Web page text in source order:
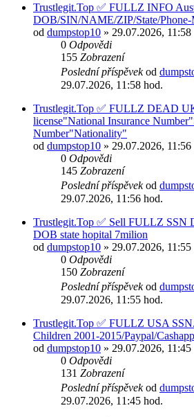
Trustlegit.Top ✅ FULLZ INFO
DOB/SIN/NAME/ZIP/State/Phone-
od dumpstop10 » 29.07.2026,
0 Odpovědi
155 Zobrazení
Poslední příspěvekod
29.07.2026, 11:58 hod.
Trustlegit.Top ✅ FULLZ DEAD
license"National Insurance
Number"Nationality"
od dumpstop10 » 29.07.2026,
0 Odpovědi
145 Zobrazení
Poslední příspěvekod
29.07.2026, 11:56 hod.
Trustlegit.Top ✅ Sell FULLZ SSN
DOB state hopital 7milion
od dumpstop10 » 29.07.2026,
0 Odpovědi
150 Zobrazení
Poslední příspěvekod
29.07.2026, 11:55 hod.
Trustlegit.Top ✅ FULLZ USA
Сhildren 2001-2015/Paypal/
od dumpstop10 » 29.07.2026,
0 Odpovědi
131 Zobrazení
Poslední příspěvekod
29.07.2026, 11:45 hod.